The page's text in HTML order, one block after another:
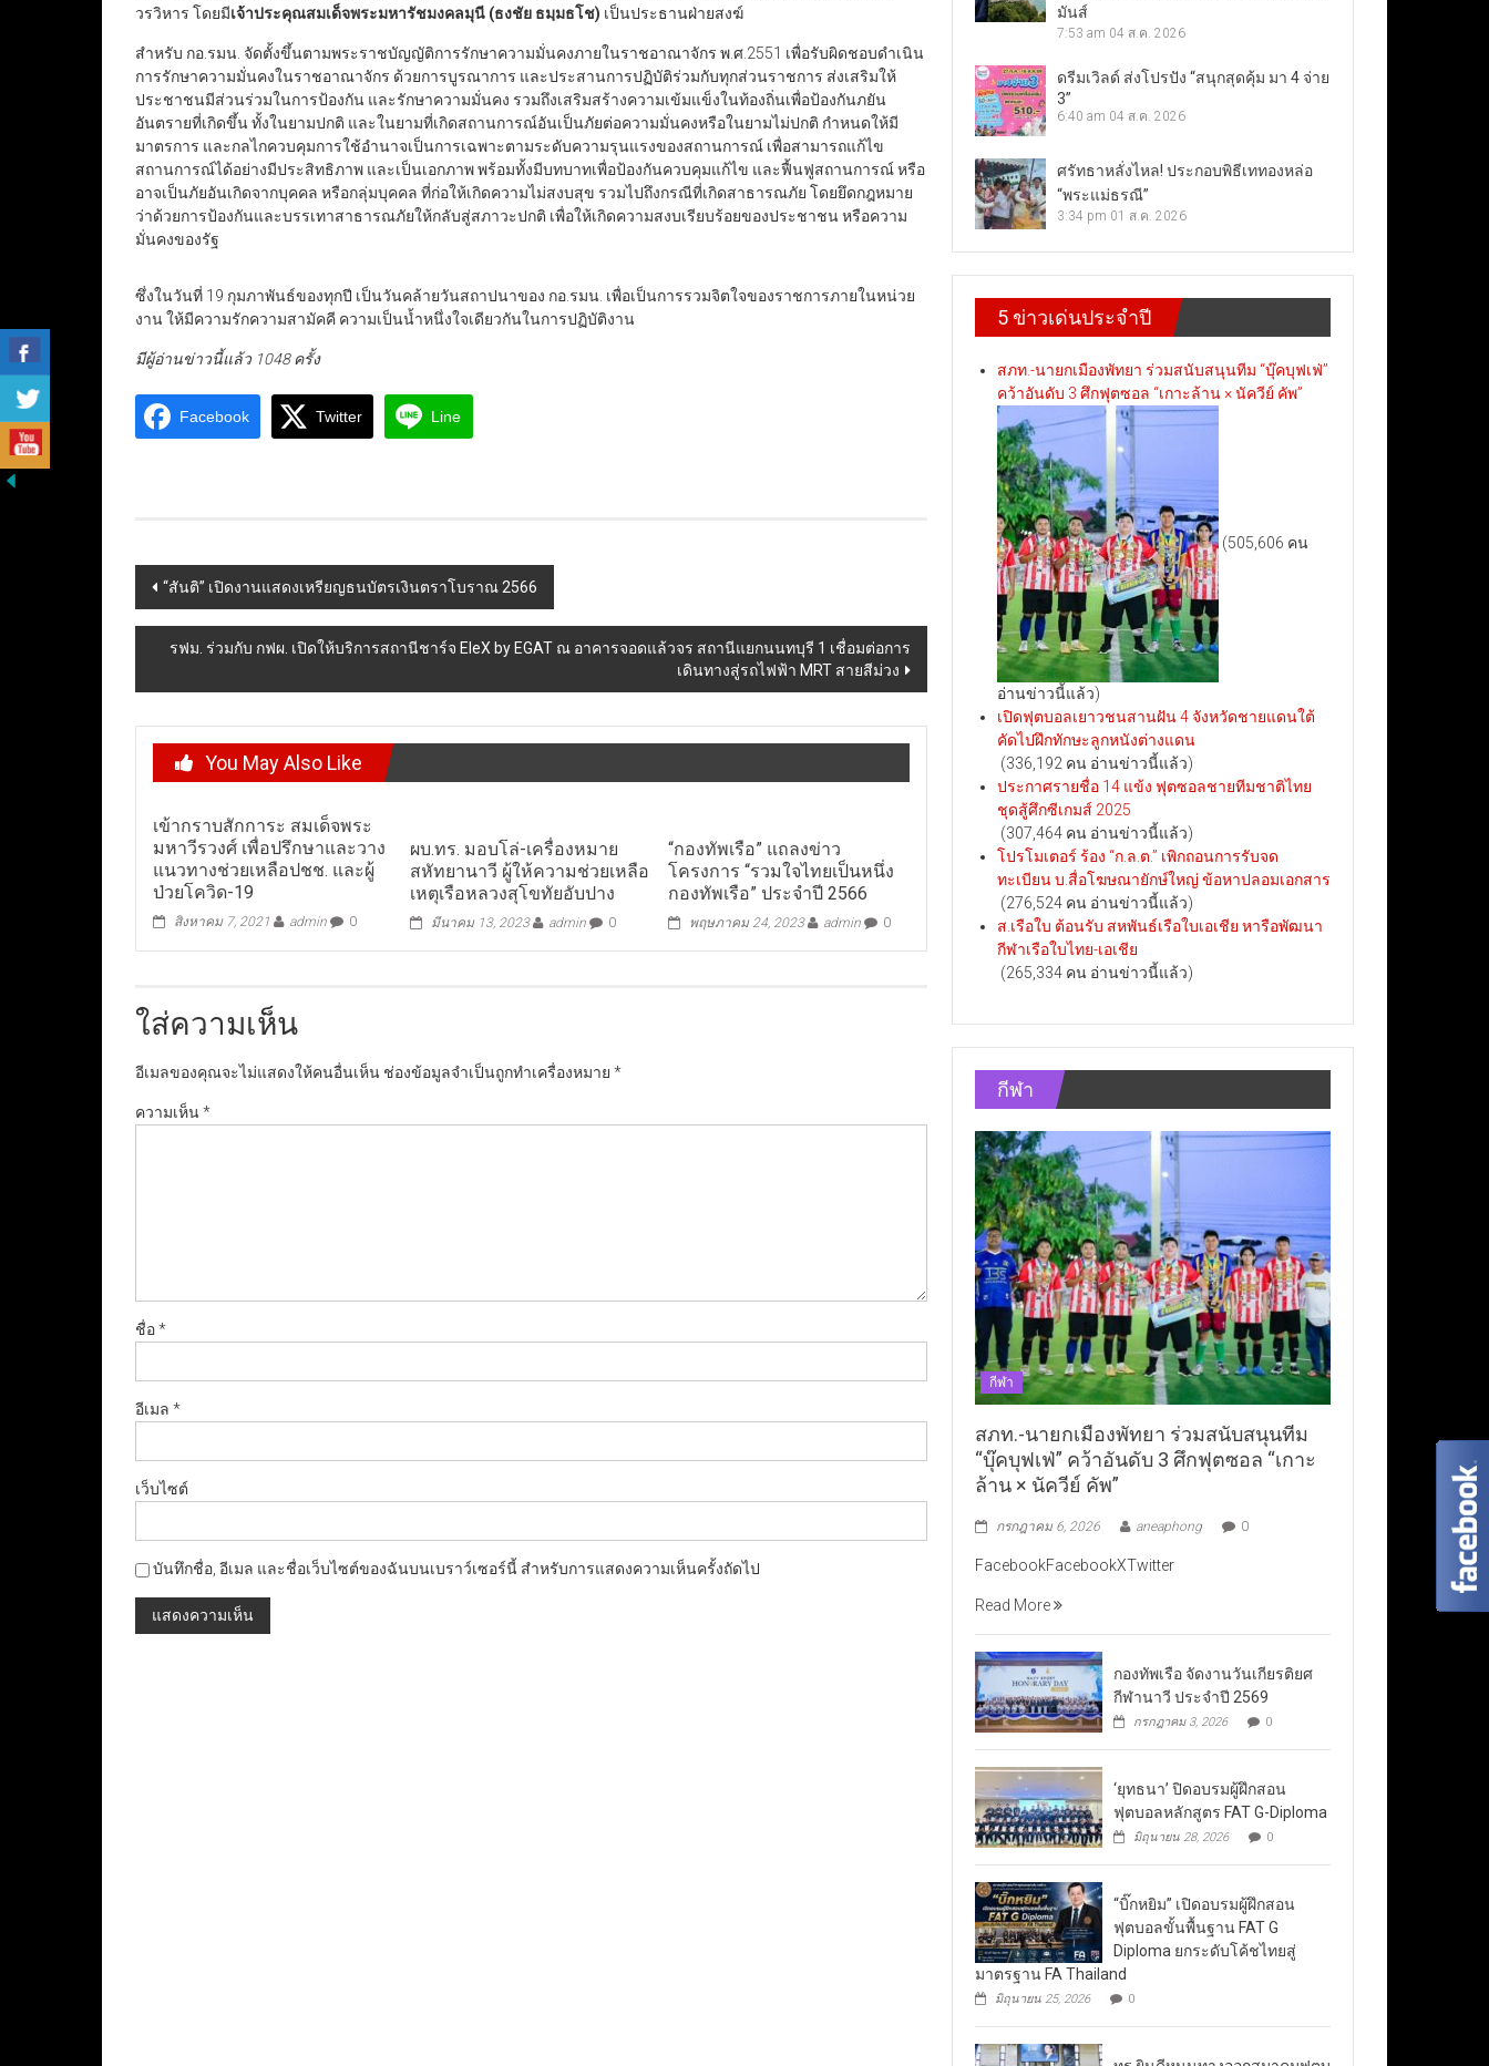
วรวิหาร โดยมีเจ้าประคุณสมเด็จพระมหารัชมงคลมุนี (ธงชัย ธมฺมธโช) เป็นประธานฝ่ายสงฆ์
สำหรับ กอ.รมน. จัดตั้งขึ้นตามพระราชบัญญัติการรักษาความมั่นคงภายในราชอาณาจักร พ.ศ.2551 เพื่อรับผิดชอบดำเนิน
การรักษาความมั่นคงในราชอาณาจักร ด้วยการบูรณาการ และประสานการปฏิบัติร่วมกับทุกส่วนราชการ ส่งเสริมให้
ประชาชนมีส่วนร่วมในการป้องกัน และรักษาความมั่นคง รวมถึงเสริมสร้างความเข้มแข็งในท้องถิ่นเพื่อป้องกันภยัน
อันตรายที่เกิดขึ้น ทั้งในยามปกติ และในยามที่เกิดสถานการณ์อันเป็นภัยต่อความมั่นคงหรือในยามไม่ปกติ กำหนดให้มี
มาตรการ และกลไกควบคุมการใช้อำนาจเป็นการเฉพาะตามระดับความรุนแรงของสถานการณ์ เพื่อสามารถแก้ไข
สถานการณ์ได้อย่างมีประสิทธิภาพ และเป็นเอกภาพ พร้อมทั้งมีบทบาทเพื่อป้องกันควบคุมแก้ไข และฟื้นฟูสถานการณ์ หรือ
อาจเป็นภัยอันเกิดจากบุคคล หรือกลุ่มบุคคล ที่ก่อให้เกิดความไม่สงบสุข รวมไปถึงกรณีที่เกิดสาธารณภัย โดยยึดกฎหมาย
ว่าด้วยการป้องกันและบรรเทาสาธารณภัยให้กลับสู่สภาวะปกติ เพื่อให้เกิดความสงบเรียบร้อยของประชาชน หรือความ
มั่นคงของรัฐ
ซึ่งในวันที่ 19 กุมภาพันธ์ของทุกปี เป็นวันคล้ายวันสถาปนาของ กอ.รมน. เพื่อเป็นการรวมจิตใจของราชการภายในหน่วย
งาน ให้มีความรักความสามัคคี ความเป็นน้ำหนึ่งใจเดียวกันในการปฏิบัติงาน
มีผู้อ่านข่าวนี้แล้ว 1048 ครั้ง
Facebook Twitter Line
Post
navigation
“สันติ” เปิดงานแสดงเหรียญธนบัตรเงินตราโบราณ 2566
รฟม. ร่วมกับ กฟผ. เปิดให้บริการสถานีชาร์จ EleX by EGAT ณ อาคารจอดแล้วจร สถานีแยกนนทบุรี 1 เชื่อมต่อการ
เดินทางสู่รถไฟฟ้า MRT สายสีม่วง
You May Also Like
เข้ากราบสักการะ สมเด็จพระ
มหาวีรวงศ์ เพื่อปรึกษาและวาง
แนวทางช่วยเหลือปชช. และผู้
ป่วยโควิด-19
สิงหาคม 7, 2021 admin 0
ผบ.ทร. มอบโล่-เครื่องหมาย
สหัทยานาวี ผู้ให้ความช่วยเหลือ
เหตุเรือหลวงสุโขทัยอับปาง
มีนาคม 13, 2023 admin 0
“กองทัพเรือ” แถลงข่าว
โครงการ “รวมใจไทยเป็นหนึ่ง
กองทัพเรือ” ประจำปี 2566
พฤษภาคม 24, 2023 admin 0
ใส่ความเห็น
อีเมลของคุณจะไม่แสดงให้คนอื่นเห็น ช่องข้อมูลจำเป็นถูกทำเครื่องหมาย *
ความเห็น*
ชื่อ*
อีเมล *
เว็บไซต์
บันทึกชื่อ, อีเมล และชื่อเว็บไซต์ของฉันบนเบราว์เซอร์นี้ สำหรับการแสดงความเห็นครั้งถัดไป
มันส์
7:53 am 04 ส.ค. 2026
ดรีมเวิลด์ ส่งโปรปัง “สนุกสุดคุ้ม มา 4 จ่าย
3”
6:40 am 04 ส.ค. 2026
ศรัทธาหลั่งไหล! ประกอบพิธีเททองหล่อ
“พระแม่ธรณี”
3:34 pm 01 ส.ค. 2026
5 ข่าวเด่นประจำปี
สภท.-นายกเมืองพัทยา ร่วมสนับสนุนทีม “บุ๊คบุฟเฟ่”
คว้าอันดับ 3 ศึกฟุตซอล “เกาะล้าน × นัควีย์ คัพ”
(505,606 คน
อ่านข่าวนี้แล้ว)
เปิดฟุตบอลเยาวชนสานฝัน 4 จังหวัดชายแดนใต้
คัดไปฝึกทักษะลูกหนังต่างแดน
(336,192 คน อ่านข่าวนี้แล้ว)
ประกาศรายชื่อ 14 แข้ง ฟุตซอลชายทีมชาติไทย
ชุดสู้ศึกซีเกมส์ 2025
(307,464 คน อ่านข่าวนี้แล้ว)
โปรโมเตอร์ ร้อง “ก.ล.ต.” เพิกถอนการรับจด
ทะเบียน บ.สื่อโฆษณายักษ์ใหญ่ ข้อหาปลอมเอกสาร
(276,524 คน อ่านข่าวนี้แล้ว)
ส.เรือใบ ต้อนรับ สหพันธ์เรือใบเอเชีย หารือพัฒนา
กีฬาเรือใบไทย-เอเชีย
(265,334 คน อ่านข่าวนี้แล้ว)
กีฬา
กีฬา
สภท.-นายกเมืองพัทยา ร่วมสนับสนุนทีม
“บุ๊คบุฟเฟ่” คว้าอันดับ 3 ศึกฟุตซอล “เกาะ
ล้าน × นัควีย์ คัพ”
กรกฎาคม 6, 2026 aneaphong 0
FacebookFacebookXTwitter
Read More
กองทัพเรือ จัดงานวันเกียรติยศ
กีฬานาวี ประจำปี 2569
กรกฎาคม 3, 2026 0
‘ยุทธนา’ ปิดอบรมผู้ฝึกสอน
ฟุตบอลหลักสูตร FAT G-Diploma
มิถุนายน 28, 2026 0
“บิ๊กหยิม” เปิดอบรมผู้ฝึกสอน
ฟุตบอลขั้นพื้นฐาน FAT G
Diploma ยกระดับโค้ชไทยสู่
มาตรฐาน FA Thailand
มิถุนายน 25, 2026 0